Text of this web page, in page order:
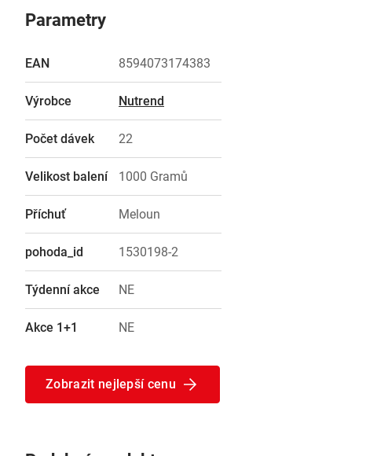
Parametry
EAN 8594073174383
Výrobce Nutrend
Počet dávek 22
Velikost balení 1000 Gramů
Příchuť Meloun
pohoda_id 1530198-2
Týdenní akce NE
Akce 1+1 NE
Zobrazit nejlepší cenu